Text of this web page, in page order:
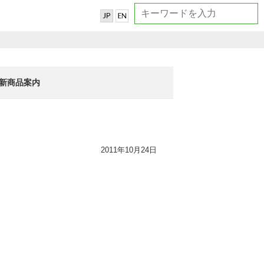
新商品案内
2011年10月24日